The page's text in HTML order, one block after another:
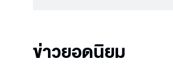
ข่าวยอดนิยม